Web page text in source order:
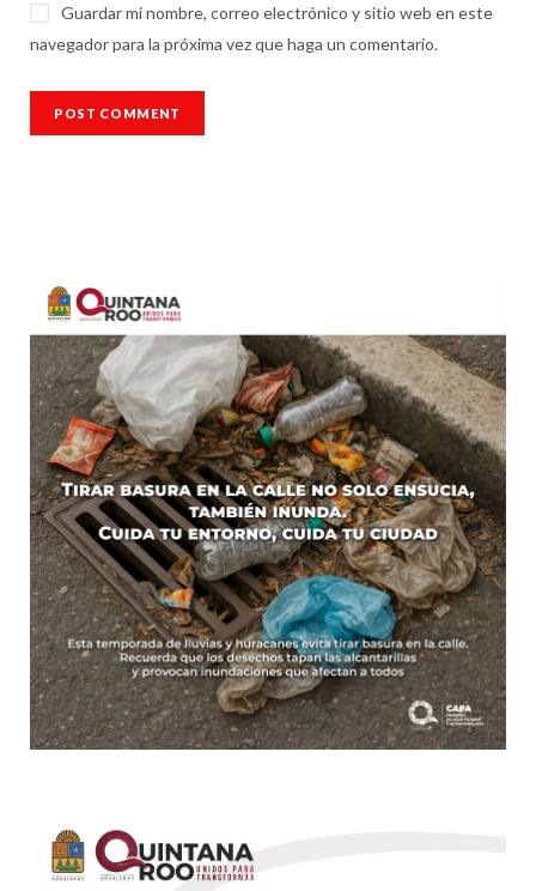
Guardar mi nombre, correo electrónico y sitio web en este
navegador para la próxima vez que haga un comentario.